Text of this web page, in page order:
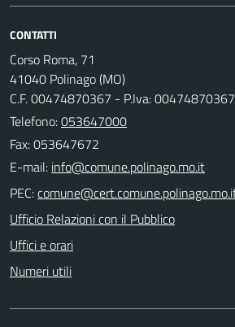
CONTATTI
Corso Roma, 71
41040 Polinago (MO)
C.F. 00474870367 - P.Iva: 00474870367
Telefono:053647000
Fax: 053647672
E-mail:
PEC:
Ufficio Relazioni con il Pubblico
Uffici e orari
Numeri utili